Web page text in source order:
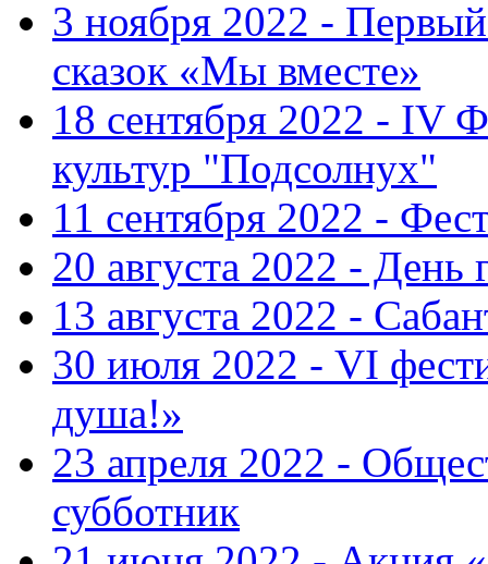
3 ноября 2022 -
сказок «Мы вместе»
18 сентября 2022 - IV
культур "Подсолнух"
11 сентября 2022 -
20 августа 2022 - День
13 августа 2022 -
30 июля 2022 - VI
душа!»
23 апреля 2022 -
субботник